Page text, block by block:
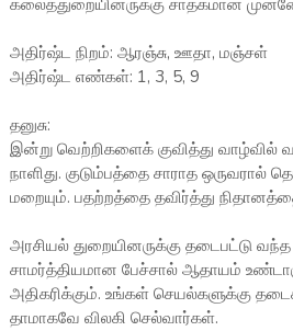
கலைத்துறையினருக்கு சாதகமான
அதிர்ஷ்ட நிறம்: ஆரஞ்சு, ஊதா, மஞ்சள்
அதிர்ஷ்ட எண்கள்: 1, 3, 5, 9
தனுசு:
இன்று வெற்றிகளைக் குவித்து வாழ்வில்
நாளிது. குடும்பத்தை சாராத ஒருவரால்
மறையும். பதற்றத்தை தவிர்த்து
அரசியல் துறையினருக்கு தடைபட்டு
சாமர்த்தியமான பேச்சால் ஆதாயம்
அதிகரிக்கும். உங்கள் செயல்களுக்கு
தாமாகவே விலகி செல்வார்கள்.